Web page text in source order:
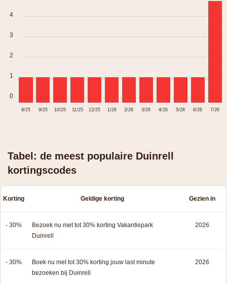
4
3
2
1
0
8/25 9/25 10/25 11/25 12/25 1/26 2/26 3/26 4/26 5/26 6/26 7/26
Tabel: de meest populaire Duinrell
kortingscodes
Korting Geldige korting Gezien in
- 30%
Bezoek nu met tot 30% korting Vakantiepark
Duinrell
2026
- 30%
Boek nu met tot 30% korting jouw last minute
bezoeken bij Duinrell
2026